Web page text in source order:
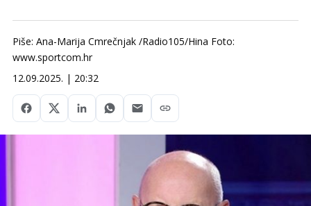
Piše: Ana-Marija Cmrečnjak /Radio105/Hina Foto:
www.sportcom.hr
12.09.2025. | 20:32